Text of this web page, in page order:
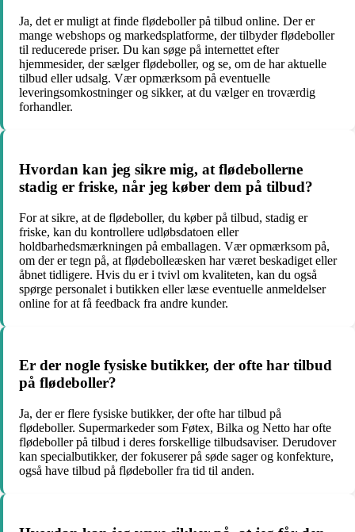
Ja, det er muligt at finde flødeboller på tilbud online. Der er
mange webshops og markedsplatforme, der tilbyder flødeboller
til reducerede priser. Du kan søge på internettet efter
hjemmesider, der sælger flødeboller, og se, om de har aktuelle
tilbud eller udsalg. Vær opmærksom på eventuelle
leveringsomkostninger og sikker, at du vælger en troværdig
forhandler.
Hvordan kan jeg sikre mig, at flødebollerne
stadig er friske, når jeg køber dem på tilbud?
For at sikre, at de flødeboller, du køber på tilbud, stadig er
friske, kan du kontrollere udløbsdatoen eller
holdbarhedsmærkningen på emballagen. Vær opmærksom på,
om der er tegn på, at flødebolleæsken har været beskadiget eller
åbnet tidligere. Hvis du er i tvivl om kvaliteten, kan du også
spørge personalet i butikken eller læse eventuelle anmeldelser
online for at få feedback fra andre kunder.
Er der nogle fysiske butikker, der ofte har tilbud
på flødeboller?
Ja, der er flere fysiske butikker, der ofte har tilbud på
flødeboller. Supermarkeder som Føtex, Bilka og Netto har ofte
flødeboller på tilbud i deres forskellige tilbudsaviser. Derudover
kan specialbutikker, der fokuserer på søde sager og konfekture,
også have tilbud på flødeboller fra tid til anden.